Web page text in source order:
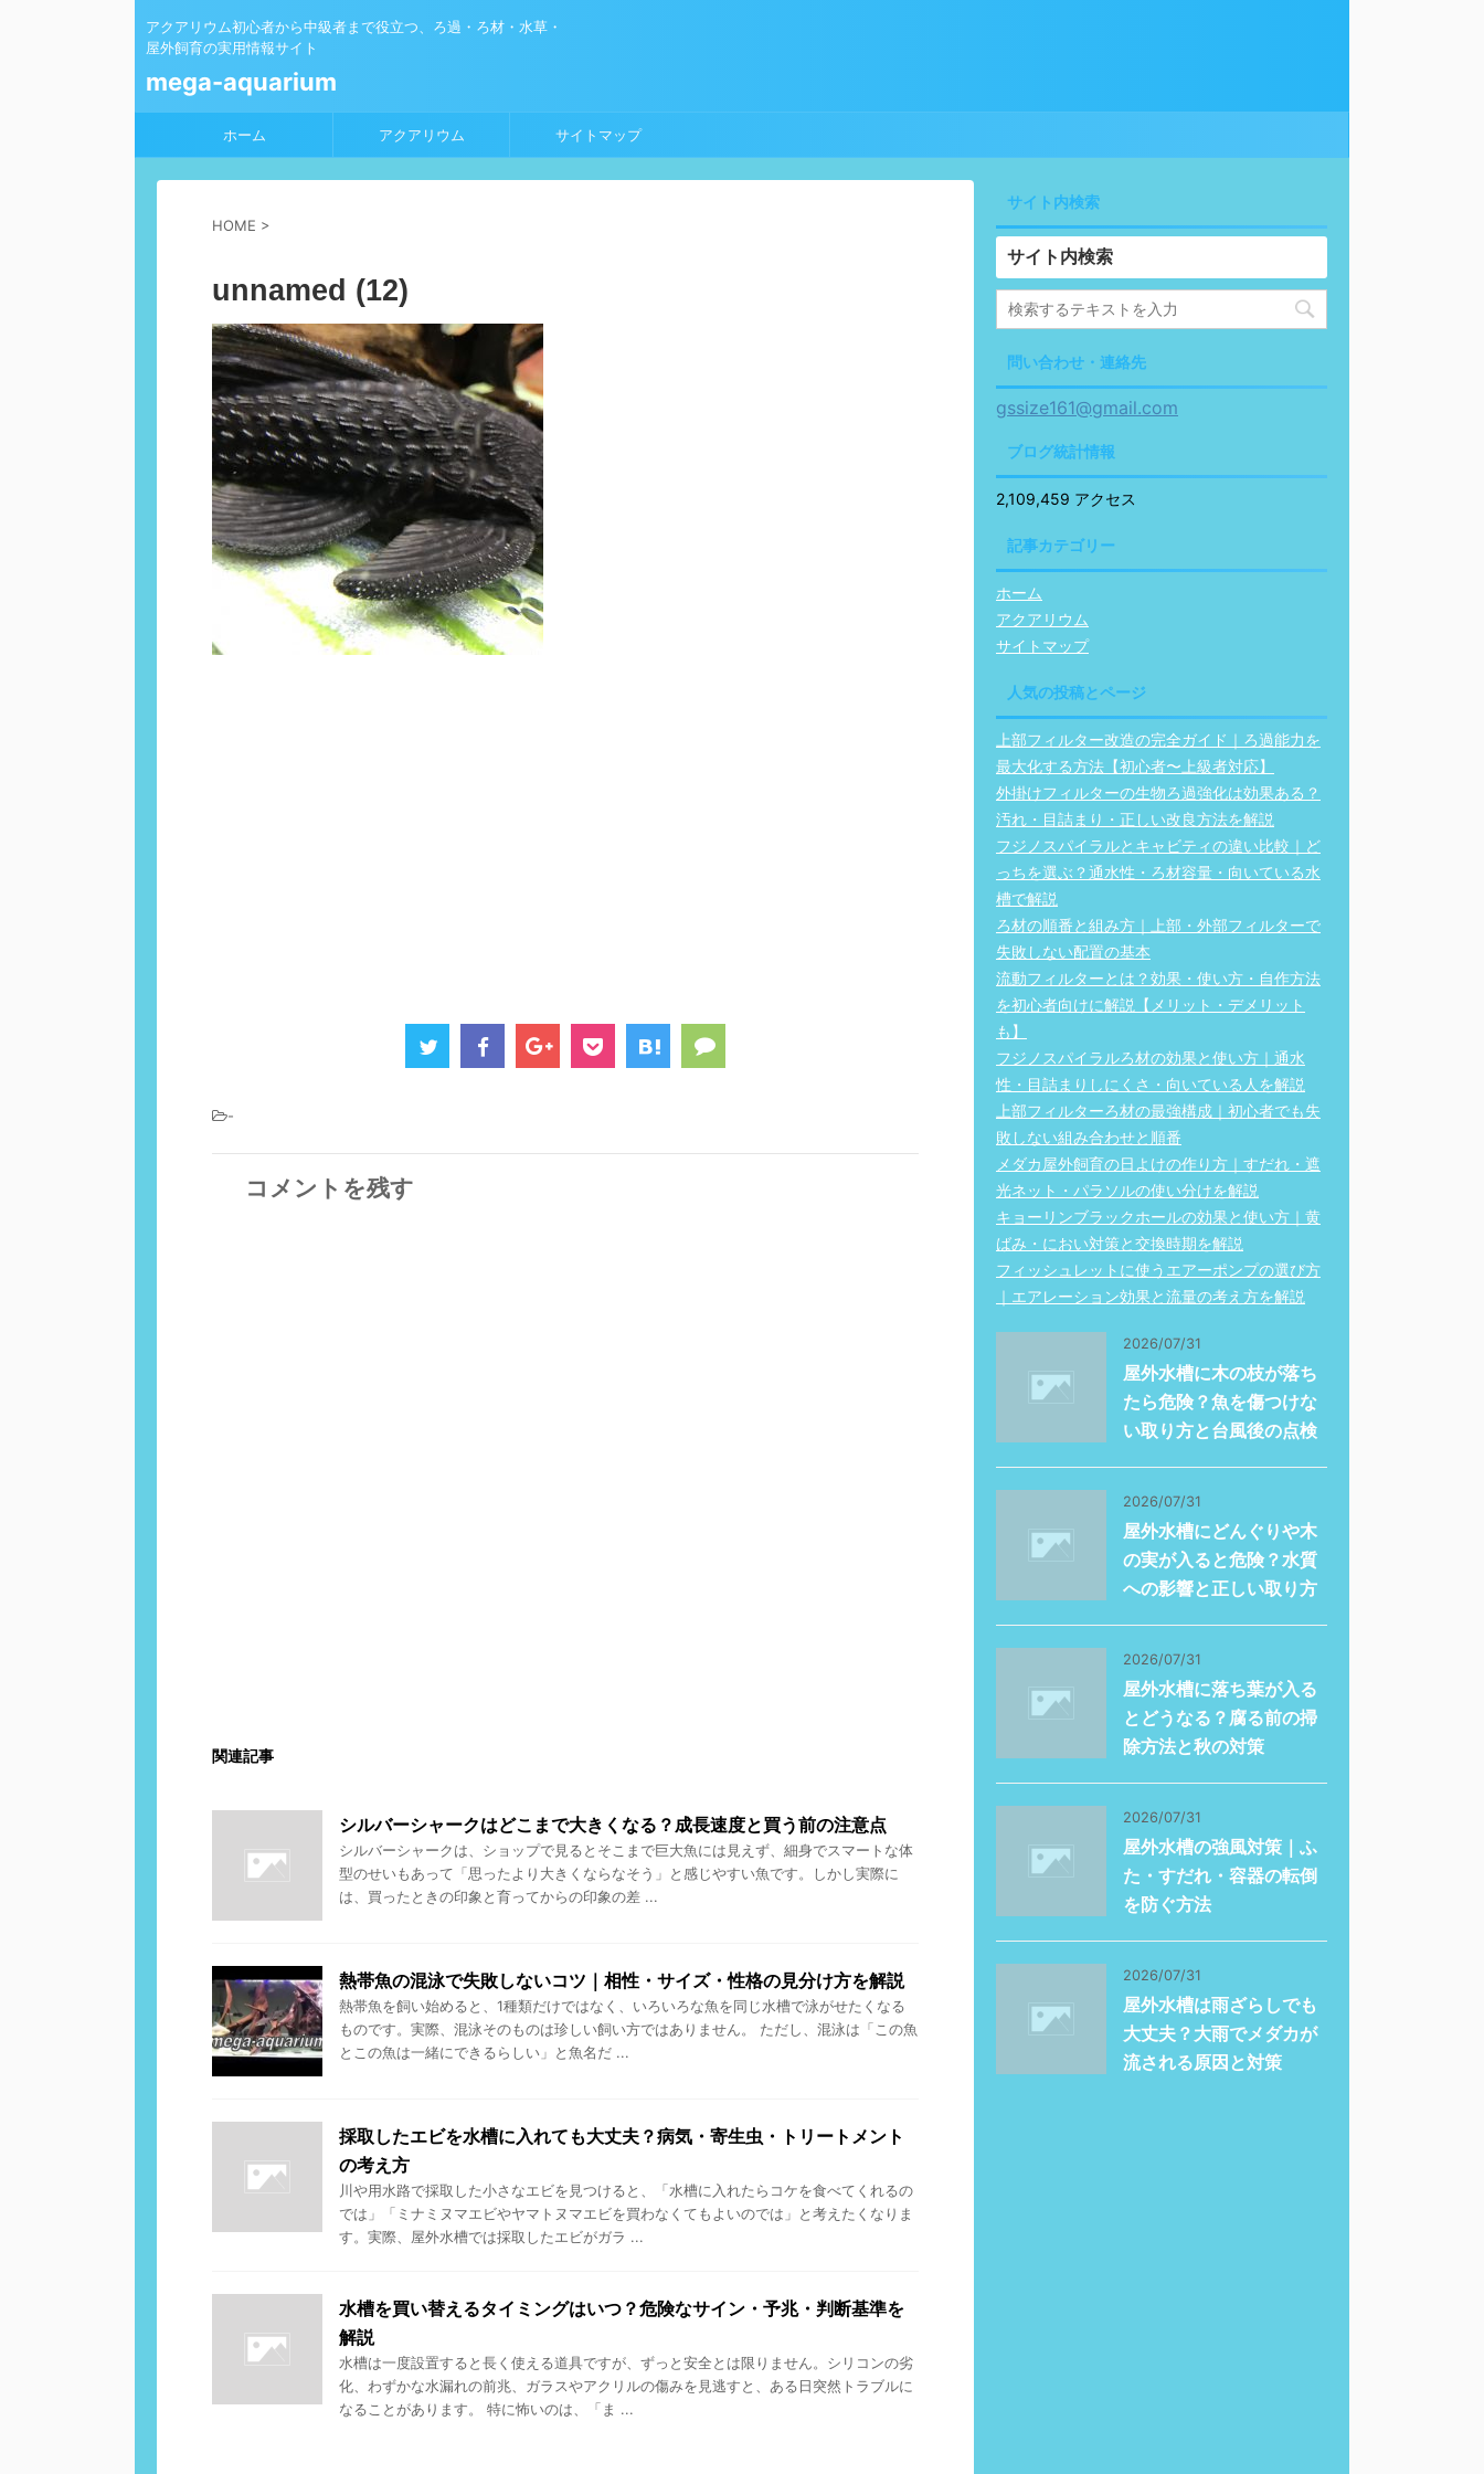
アクアリウム初心者から中級者まで役立つ、ろ過・ろ材・水草・
屋外飼育の実用情報サイト
mega-aquarium
ホーム アクアリウム サイトマップ
HOME >
unnamed (12)
-
コメントを残す
関連記事
シルバーシャークはどこまで大きくなる？成長速度と買う前の注意点
シルバーシャークは、ショップで見るとそこまで巨大魚には見えず、細身でスマートな体
型のせいもあって「思ったより大きくならなそう」と感じやすい魚です。しかし実際に
は、買ったときの印象と育ってからの印象の差 ...
熱帯魚の混泳で失敗しないコツ｜相性・サイズ・性格の見分け方を解説
熱帯魚を飼い始めると、1種類だけではなく、いろいろな魚を同じ水槽で泳がせたくなる
ものです。実際、混泳そのものは珍しい飼い方ではありません。 ただし、混泳は「この魚
とこの魚は一緒にできるらしい」と魚名だ ...
採取したエビを水槽に入れても大丈夫？病気・寄生虫・トリートメント
の考え方
川や用水路で採取した小さなエビを見つけると、「水槽に入れたらコケを食べてくれるの
では」「ミナミヌマエビやヤマトヌマエビを買わなくてもよいのでは」と考えたくなりま
す。実際、屋外水槽では採取したエビがガラ ...
水槽を買い替えるタイミングはいつ？危険なサイン・予兆・判断基準を
解説
水槽は一度設置すると長く使える道具ですが、ずっと安全とは限りません。シリコンの劣
化、わずかな水漏れの前兆、ガラスやアクリルの傷みを見逃すと、ある日突然トラブルに
なることがあります。 特に怖いのは、「ま ...
サイト内検索
サイト内検索
問い合わせ・連絡先
gssize161@gmail.com
ブログ統計情報
2,109,459 アクセス
記事カテゴリー
ホーム
アクアリウム
サイトマップ
人気の投稿とページ
上部フィルター改造の完全ガイド｜ろ過能力を
最大化する方法【初心者〜上級者対応】
外掛けフィルターの生物ろ過強化は効果ある？
汚れ・目詰まり・正しい改良方法を解説
フジノスパイラルとキャビティの違い比較｜ど
っちを選ぶ？通水性・ろ材容量・向いている水
槽で解説
ろ材の順番と組み方｜上部・外部フィルターで
失敗しない配置の基本
流動フィルターとは？効果・使い方・自作方法
を初心者向けに解説【メリット・デメリット
も】
フジノスパイラルろ材の効果と使い方｜通水
性・目詰まりしにくさ・向いている人を解説
上部フィルターろ材の最強構成｜初心者でも失
敗しない組み合わせと順番
メダカ屋外飼育の日よけの作り方｜すだれ・遮
光ネット・パラソルの使い分けを解説
キョーリンブラックホールの効果と使い方｜黄
ばみ・におい対策と交換時期を解説
フィッシュレットに使うエアーポンプの選び方
｜エアレーション効果と流量の考え方を解説
2026/07/31
屋外水槽に木の枝が落ち
たら危険？魚を傷つけな
い取り方と台風後の点検
2026/07/31
屋外水槽にどんぐりや木
の実が入ると危険？水質
への影響と正しい取り方
2026/07/31
屋外水槽に落ち葉が入る
とどうなる？腐る前の掃
除方法と秋の対策
2026/07/31
屋外水槽の強風対策｜ふ
た・すだれ・容器の転倒
を防ぐ方法
2026/07/31
屋外水槽は雨ざらしでも
大丈夫？大雨でメダカが
流される原因と対策